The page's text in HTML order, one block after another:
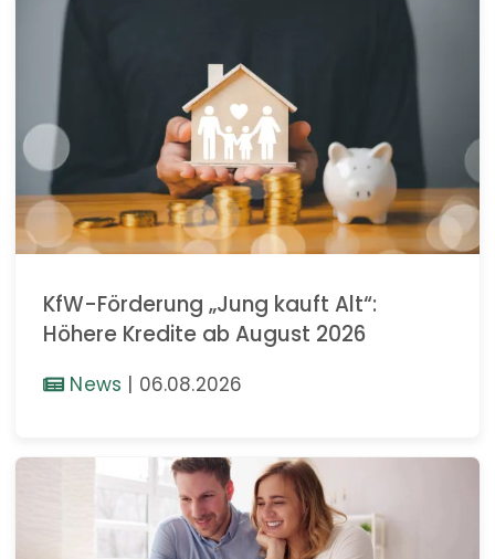
KfW-Förderung „Jung kauft Alt“:
Höhere Kredite ab August 2026
News | 06.08.2026